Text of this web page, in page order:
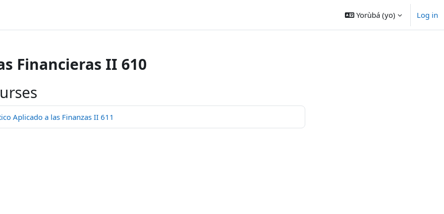
Yorùbá ‎(yo)‎ Log in
Financieras II 610
Aplicado a las Finanzas II 611